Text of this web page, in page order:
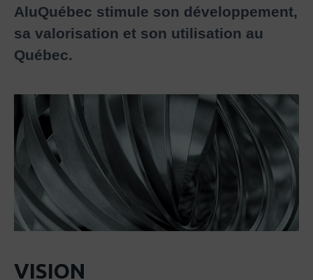
AluQuébec stimule son développement,
sa valorisation et son utilisation au
Québec.
VISION